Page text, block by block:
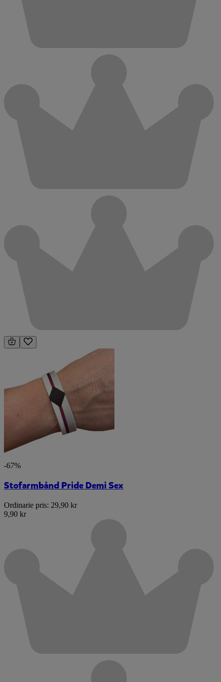
-67%
Stofarmbånd Pride Demi Sex
Ordinarie pris: 29,90 kr
9,90 kr